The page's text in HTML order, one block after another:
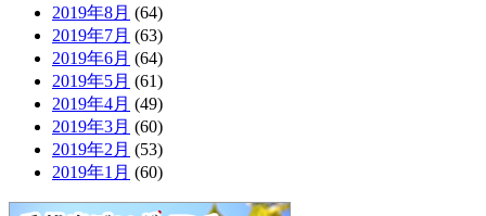
2019年8月 (64)
2019年7月 (63)
2019年6月 (64)
2019年5月 (61)
2019年4月 (49)
2019年3月 (60)
2019年2月 (53)
2019年1月 (60)